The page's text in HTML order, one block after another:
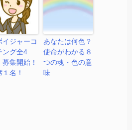
イジャーコ
ング全4
募集開始！
名！
あなたは何色？
使命がわかる８
つの魂・色の意
味